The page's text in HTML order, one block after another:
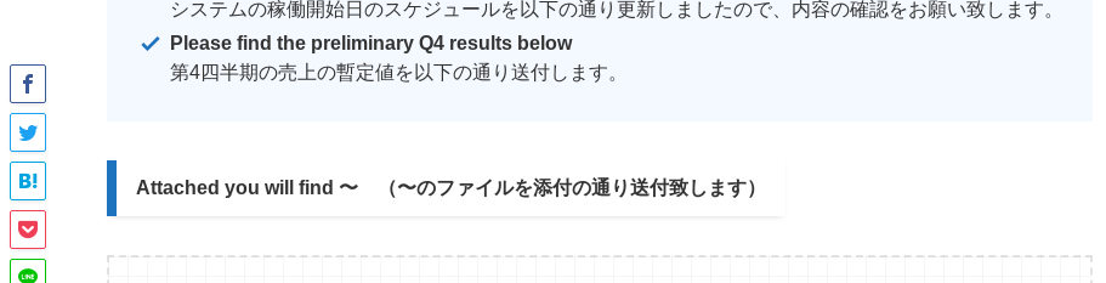
システムの稼働開始日のスケジュールを以下の通り更新しましたので、内容の確認をお願い致します。
Please find the preliminary Q4 results below
第4四半期の売上の暫定値を以下の通り送付します。
Attached you will find 〜 （〜のファイルを添付の通り送付致します）